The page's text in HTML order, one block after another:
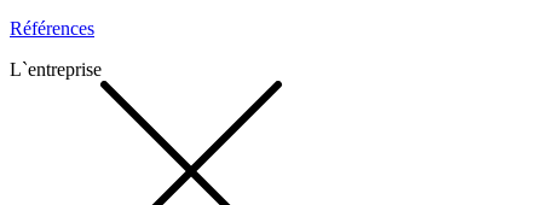
Références
L`entreprise